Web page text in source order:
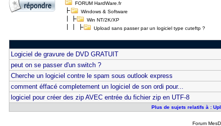
FORUM HardWare.fr
Windows & Software
Win NT/2K/XP
Upload sans passer par un logiciel type cuteftp ?
Logiciel de gravure de DVD GRATUIT
peut on se passer d'un switch ?
Cherche un logiciel contre le spam sous outlook express
comment éffacé completement un logiciel de son ordi pour...
logiciel pour créer des zip AVEC entrée du fichier zip en UTF-8
Plus de sujets relatifs à :
Forum